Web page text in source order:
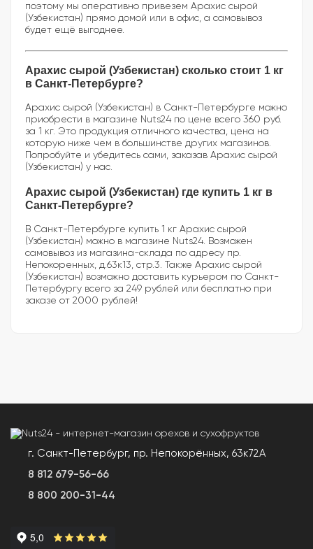
поэтому мы оперативно привезем Арахис сырой
(Узбекистан) прямо домой или в офис, а самовывоз
будет ещё выгоднее.
Арахис сырой (Узбекистан) сколько стоит 1 кг
в Санкт-Петербурге?
Арахис сырой (Узбекистан) в Санкт-Петербурге можно
приобрести в магазине Nuts24 по цене всего 360 руб.
за 1 кг. Это продукция отличного качества, цена на
которую ниже чем в большинстве других магазинов.
Попробуйте и убедитесь сами, заказав Арахис сырой
(Узбекистан) у нас.
Арахис сырой (Узбекистан) где купить 1 кг в
Санкт-Петербурге?
В Санкт-Петербурге купить 1 кг Арахис сырой
(Узбекистан) можно в магазине Nuts24. Возможен
самовывоз из магазина-склада по адресу пр.
Непокоренных, д.63к13, стр.3. Также Арахис сырой
(Узбекистан) возможно доставить курьером по Санкт-
Петербургу всего за 249 рублей или бесплатно при
заказе от 2000 рублей!
г. Санкт-Петербург, пр. Непокорённых, 63к72А
8 812 679-56-66
8 800 200-31-44